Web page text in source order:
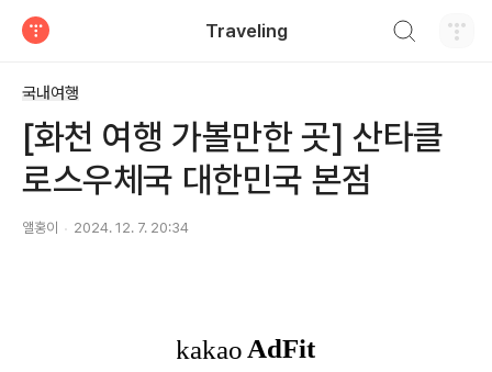
Traveling
국내여행
[화천 여행 가볼만한 곳] 산타클
로스우체국 대한민국 본점
앨홍이 2024. 12. 7. 20:34